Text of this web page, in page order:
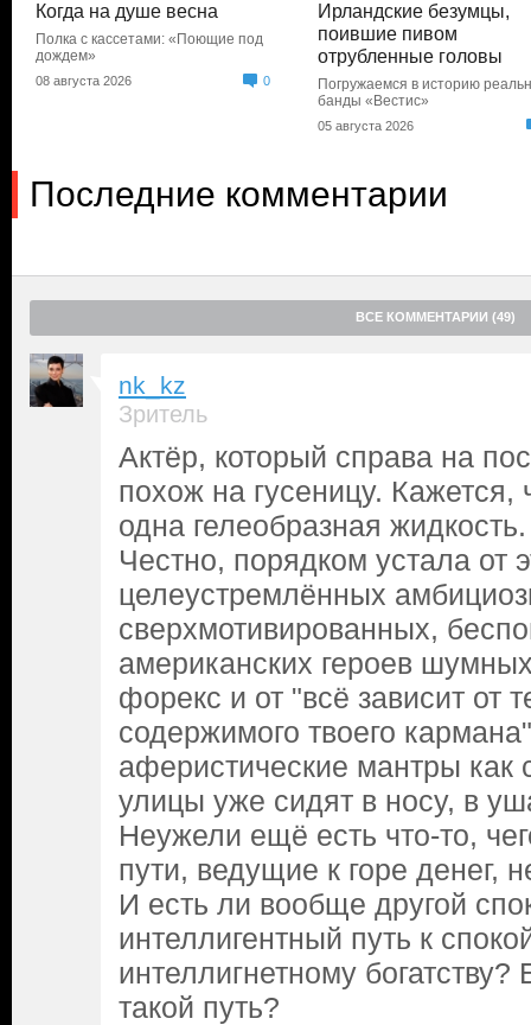
Когда на душе весна
Полка с кассетами: «Поющие под
дождем»
08 августа 2026 0
Ирландские безумцы,
поившие пивом
отрубленные головы
Погружаемся в историю
банды «Вестис»
05 августа 2026
Последние комментарии
ВСЕ КОММЕНТАРИИ (49)
nk_kz
Зритель
Актёр, который справа на
похож на гусеницу. Кажется,
одна гелеобразная жидкость.
Честно, порядком устала от
целеустремлённых
сверхмотивированных,
американских героев
форекс и от "всё зависит от
содержимого твоего
аферистические мантры как
улицы уже сидят в носу, в
Неужели ещё есть что-то,
пути, ведущие к горе денег,
И есть ли вообще другой
интеллигентный путь к
интеллигнетному
такой путь?